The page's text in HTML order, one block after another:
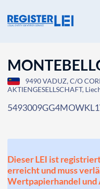
9490 VADUZ, C/O
AKTIENGESELLSCHAFT,
Dieser LEI ist
erreicht und muss
Wertpapierhandel und